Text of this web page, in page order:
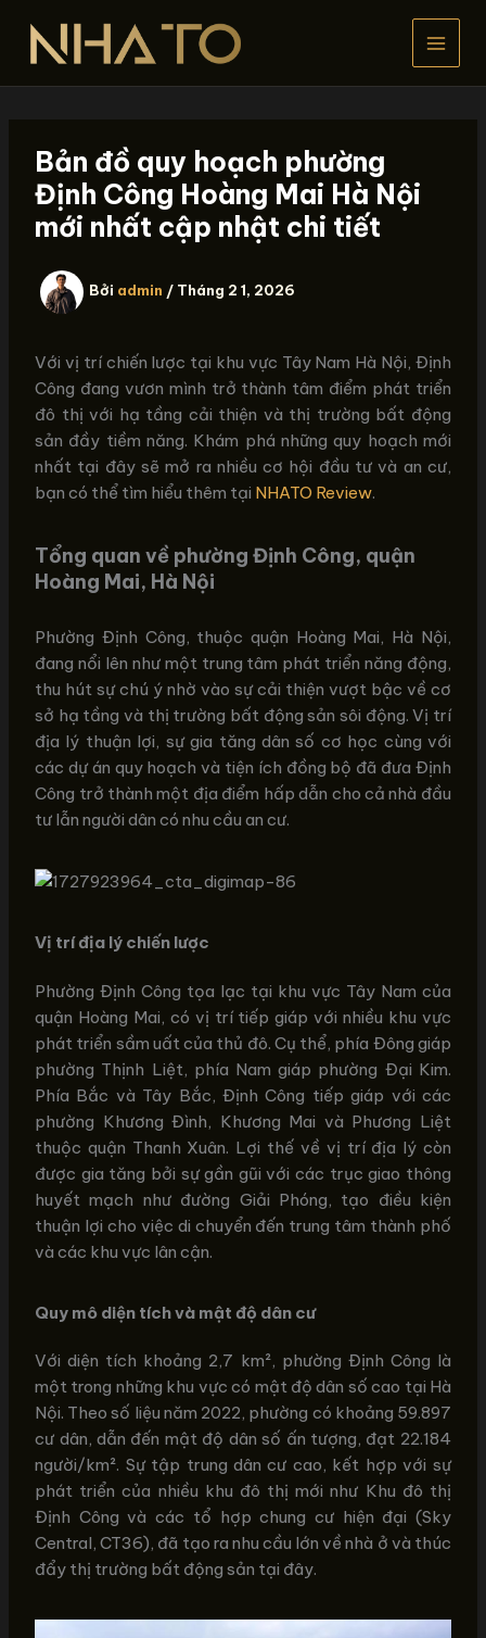
dung
Bản đồ quy hoạch phường
Định Công Hoàng Mai Hà Nội
mới nhất cập nhật chi tiết
Bởi admin / Tháng 2 1, 2026
Với vị trí chiến lược tại khu vực Tây Nam Hà Nội, Định
Công đang vươn mình trở thành tâm điểm phát triển
đô thị với hạ tầng cải thiện và thị trường bất động
sản đầy tiềm năng. Khám phá những quy hoạch mới
nhất tại đây sẽ mở ra nhiều cơ hội đầu tư và an cư,
bạn có thể tìm hiểu thêm tại NHATO Review.
Tổng quan về phường Định Công, quận
Hoàng Mai, Hà Nội
Phường Định Công, thuộc quận Hoàng Mai, Hà Nội,
đang nổi lên như một trung tâm phát triển năng động,
thu hút sự chú ý nhờ vào sự cải thiện vượt bậc về cơ
sở hạ tầng và thị trường bất động sản sôi động. Vị trí
địa lý thuận lợi, sự gia tăng dân số cơ học cùng với
các dự án quy hoạch và tiện ích đồng bộ đã đưa Định
Công trở thành một địa điểm hấp dẫn cho cả nhà đầu
tư lẫn người dân có nhu cầu an cư.
Vị trí địa lý chiến lược
Phường Định Công tọa lạc tại khu vực Tây Nam của
quận Hoàng Mai, có vị trí tiếp giáp với nhiều khu vực
phát triển sầm uất của thủ đô. Cụ thể, phía Đông giáp
phường Thịnh Liệt, phía Nam giáp phường Đại Kim.
Phía Bắc và Tây Bắc, Định Công tiếp giáp với các
phường Khương Đình, Khương Mai và Phương Liệt
thuộc quận Thanh Xuân. Lợi thế về vị trí địa lý còn
được gia tăng bởi sự gần gũi với các trục giao thông
huyết mạch như đường Giải Phóng, tạo điều kiện
thuận lợi cho việc di chuyển đến trung tâm thành phố
và các khu vực lân cận.
Quy mô diện tích và mật độ dân cư
Với diện tích khoảng 2,7 km², phường Định Công là
một trong những khu vực có mật độ dân số cao tại Hà
Nội. Theo số liệu năm 2022, phường có khoảng 59.897
cư dân, dẫn đến mật độ dân số ấn tượng, đạt 22.184
người/km². Sự tập trung dân cư cao, kết hợp với sự
phát triển của nhiều khu đô thị mới như Khu đô thị
Định Công và các tổ hợp chung cư hiện đại (Sky
Central, CT36), đã tạo ra nhu cầu lớn về nhà ở và thúc
đẩy thị trường bất động sản tại đây.